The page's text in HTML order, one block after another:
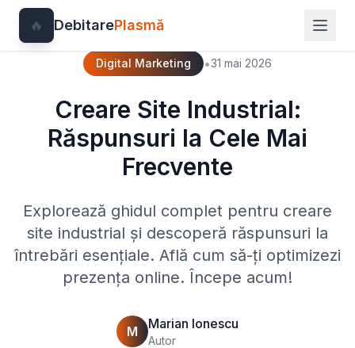
🔥 DebitarePlasmă
Digital Marketing •31 mai 2026
Creare Site Industrial:
Răspunsuri la Cele Mai
Frecvente
Explorează ghidul complet pentru creare
site industrial și descoperă răspunsuri la
întrebări esențiale. Află cum să-ți optimizezi
prezența online. Începe acum!
M Marian Ionescu
Autor